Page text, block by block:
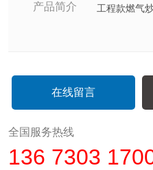
产品简介 工程款燃气炒
在线留言
全国服务热线
136 7303